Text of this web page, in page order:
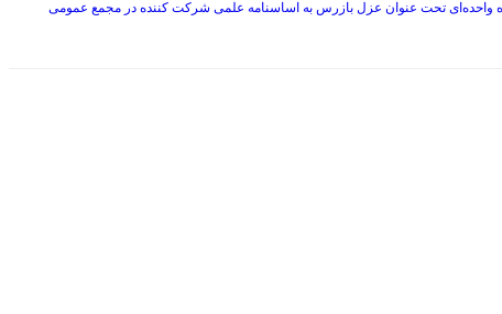
بازرس شرکت کنندگان در مجمع عمومی فوق العاده ۱۳۹۶/۱۲/۰۳ تغییراساسنامه و اضافه کردن ماده واحده‌ای تحت عنوان عزل بازرس به اساسنامه علمی شرکت کننده در مجمع عمومی